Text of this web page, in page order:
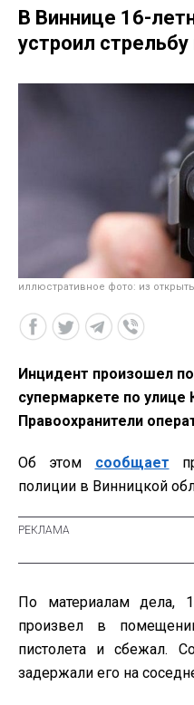
В Виннице 16-
устроил
иллюстративное фото: из
Инцидент произошел
супермаркете по
Правоохранители
Об этом сообщает
полиции в Винницкой
По материалам дела,
произвел в
пистолета и сбежал.
задержали его на